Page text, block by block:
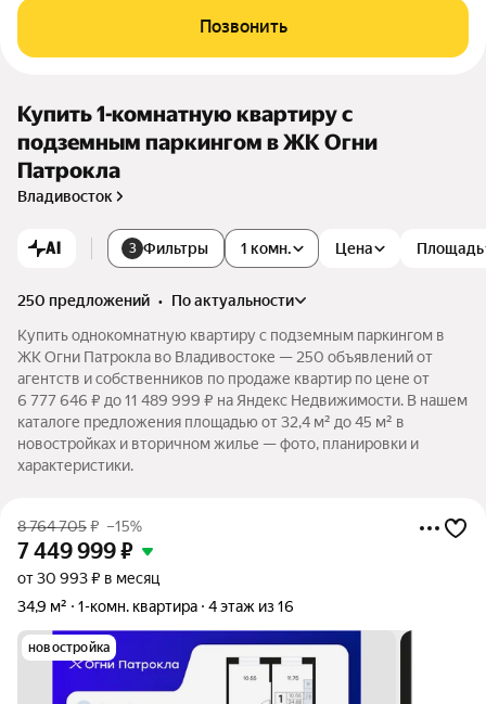
Позвонить
Купить 1-комнатную квартиру с
подземным паркингом в ЖК Огни
Патрокла
Владивосток
AI 3 Фильтры 1 комн. Цена Площадь
250 предложений •
по актуальности
Купить однокомнатную квартиру с подземным паркингом в
ЖК Огни Патрокла во Владивостоке — 250 объявлений от
агентств и собственников по продаже квартир по цене от
6 777 646 ₽ до 11 489 999 ₽ на Яндекс Недвижимости. В нашем
каталоге предложения площадью от 32,4 м² до 45 м² в
новостройках и вторичном жилье — фото, планировки и
характеристики.
8 764 705₽ –15%
7 449 999₽
от 30 993 ₽ в месяц
34,9 м²
1-комн. квартира 4 этаж из 16
новостройка